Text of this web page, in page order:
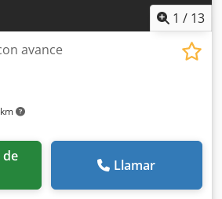
1 / 13
avance
Llamar